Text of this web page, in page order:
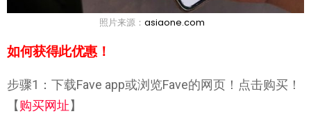
照片来源： asiaone.com
如何获得此优惠！
步骤1：下载Fave app或浏览Fave的网页！点击购买！
【购买网址】